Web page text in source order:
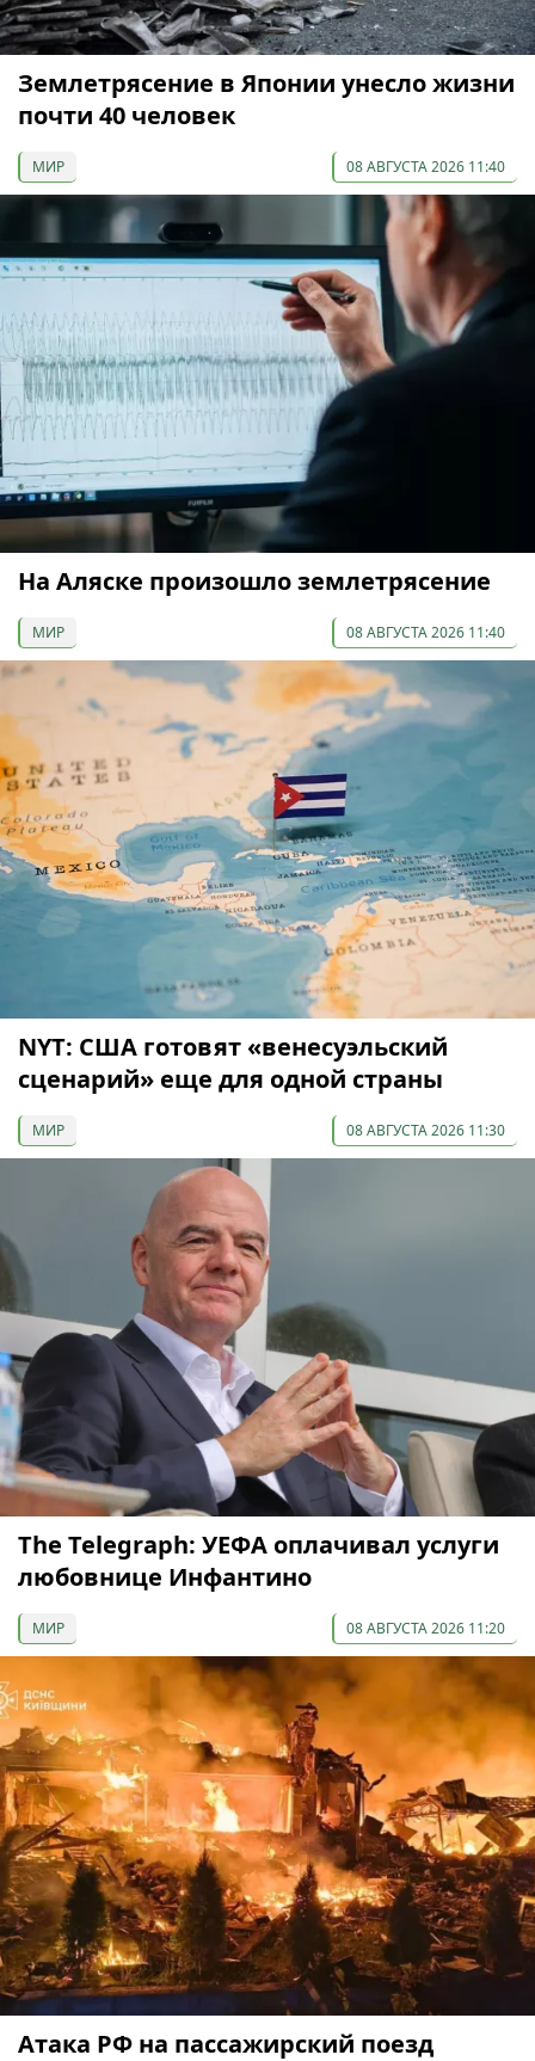
Землетрясение в Японии унесло жизни
почти 40 человек
МИР 08 АВГУСТА 2026 11:40
На Аляске произошло землетрясение
МИР 08 АВГУСТА 2026 11:40
NYT: США готовят «венесуэльский
сценарий» еще для одной страны
МИР 08 АВГУСТА 2026 11:30
The Telegraph: УЕФА оплачивал услуги
любовнице Инфантино
МИР 08 АВГУСТА 2026 11:20
Атака РФ на пассажирский поезд